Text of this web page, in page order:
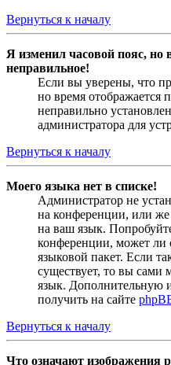
Вернуться к началу
Я изменил часовой пояс, но
неправильное!
Если вы уверены, что
но время отображается
неправильно
администратора для
Вернуться к началу
Моего языка нет в списке!
Администратор не
на конференции, или же
на ваш язык.
конференции, может ли
языковой пакет. Если
существует, то вы сами
язык.
получить на сайте
Вернуться к началу
Что означают изображения